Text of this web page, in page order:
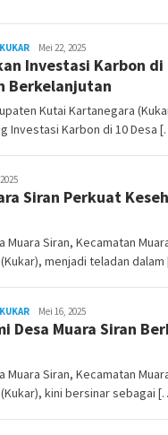
Admin
Pesut
Mei 22, 2025
Investasi Karbon di
Berkelanjutan
Kutai Kartanegara
Investasi Karbon di 10 Desa
Siran Perkuat
Muara Siran, Kecamatan
menjadi teladan
Admin
Pesut
Mei 16, 2025
Desa Muara Siran
Muara Siran, Kecamatan
kini bersinar sebagai